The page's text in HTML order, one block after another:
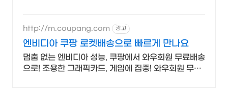
http://m.coupang.com 광고
엔비디아 쿠팡 로켓배송으로 빠르게 만나요
멈춤 없는 엔비디아 성능, 쿠팡에서 와우회원 무료배송
으로! 조용한 그래픽카드, 게임에 집중! 와우회원 무료